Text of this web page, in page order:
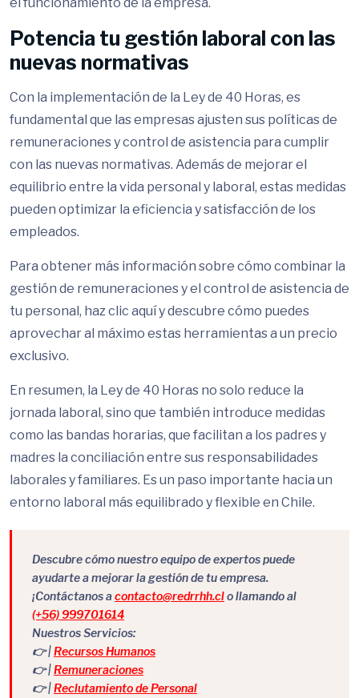
Potencia tu gestión laboral con las
nuevas normativas
Con la implementación de la Ley de 40 Horas, es
fundamental que las empresas ajusten sus políticas de
remuneraciones y control de asistencia para cumplir
con las nuevas normativas. Además de mejorar el
equilibrio entre la vida personal y laboral, estas medidas
pueden optimizar la eficiencia y satisfacción de los
empleados.
Para obtener más información sobre cómo combinar la
gestión de remuneraciones y el control de asistencia de
tu personal, haz clic aquí y descubre cómo puedes
aprovechar al máximo estas herramientas a un precio
exclusivo.
En resumen, la Ley de 40 Horas no solo reduce la
jornada laboral, sino que también introduce medidas
como las bandas horarias, que facilitan a los padres y
madres la conciliación entre sus responsabilidades
laborales y familiares. Es un paso importante hacia un
entorno laboral más equilibrado y flexible en Chile.
Descubre cómo nuestro equipo de expertos puede
ayudarte a mejorar la gestión de tu empresa.
¡Contáctanos acontacto@redrrhh.clo llamando al
(+56) 999701614
Nuestros Servicios:
👉 |Recursos Humanos
👉 |Remuneraciones
👉 |Reclutamiento de Personal